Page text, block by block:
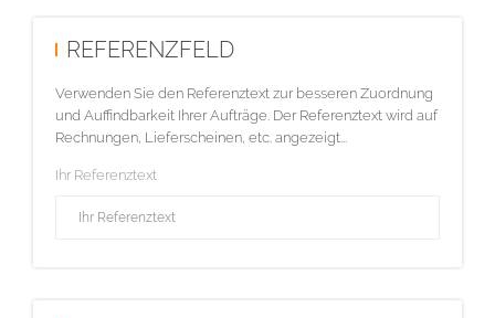
REFERENZFELD
Verwenden Sie den Referenztext zur besseren Zuordnung
und Auffindbarkeit Ihrer Aufträge. Der Referenztext wird auf
Rechnungen, Lieferscheinen, etc. angezeigt...
Ihr Referenztext